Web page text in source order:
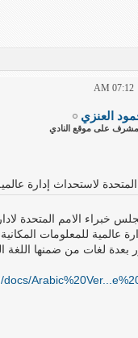
07:12 AM
العنزي
على موقع النادي
المتحدة لاستحداث إدارة
خبراء الامم المتحدة
عالمية للمعلومات المكانية.
بعدة لغات من ضمنها اللغة